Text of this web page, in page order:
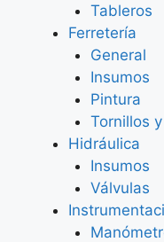
Tableros
Ferretería
General
Insumos
Pintura
Tornillos
Hidráulica
Insumos
Válvulas